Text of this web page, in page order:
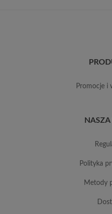
promocje i
polityka
metody